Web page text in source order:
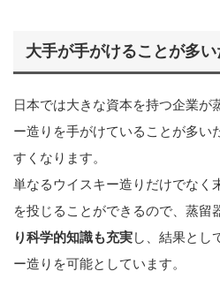
大手が手がけることが多
日本では大きな資本を持つ企業が
ー造りを手がけていることが多い
すくなります。
単なるウイスキー造りだけでなく
を投じることができるので、蒸留
り科学的知識も充実し、結果とし
ー造りを可能としています。